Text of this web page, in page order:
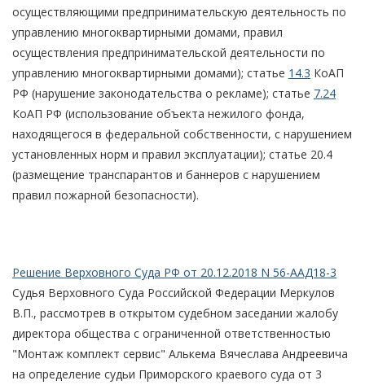
осуществляющими предпринимательскую деятельность по
управлению многоквартирными домами, правил
осуществления предпринимательской деятельности по
управлению многоквартирными домами); статье 14.3 КоАП
РФ (нарушение законодательства о рекламе); статье 7.24
КоАП РФ (использование объекта нежилого фонда,
находящегося в федеральной собственности, с нарушением
установленных норм и правил эксплуатации); статье 20.4
(размещение транспарантов и баннеров с нарушением
правил пожарной безопасности).
Решение Верховного Суда РФ от 20.12.2018 N 56-ААД18-3
Судья Верховного Суда Российской Федерации Меркулов
В.П., рассмотрев в открытом судебном заседании жалобу
директора общества с ограниченной ответственностью
"Монтаж комплект сервис" Алькема Вячеслава Андреевича
на определение судьи Приморского краевого суда от 3